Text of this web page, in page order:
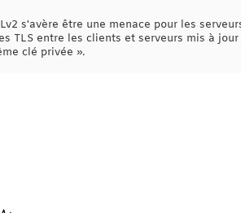
s'avère être une menace pour les
TLS entre les clients et serveurs mis à
clé privée ».